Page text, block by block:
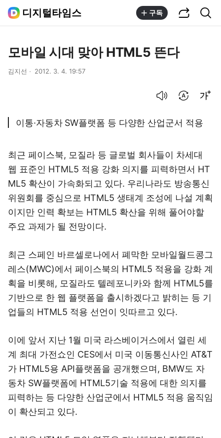
디지털타임스 구독
모바일 시대 맞아 HTML5 뜬다
김지선 2012. 3. 4. 19:57
이통·자동차 SW플랫폼 등 다양한 산업군서 적용
최근 페이스북, 모질라 등 글로벌 회사들이 차세대
웹 표준인 HTML5 적용 강화 의지를 피력하면서 HT
ML5 확산이 가속화되고 있다. 우리나라도 방송통신
위원회를 중심으로 HTML5 생태계 조성에 나설 계획
이지만 인력 확보는 HTML5 확산을 위해 풀어야할
주요 과제가 될 전망이다.
최근 스페인 바르셀로나에서 폐막한 모바일월드콩그
레스(MWC)에서 페이스북의 HTML5 적용을 강화 계
획을 비롯해, 모질라도 텔레포니카와 함께 HTML5를
기반으로 한 웹 플랫폼을 출시하겠다고 밝히는 등 기
업들의 HTML5 적용 선언이 잇따르고 있다.
이에 앞서 지난 1월 미국 라스베이거스에서 열린 세
계 최대 가전쇼인 CES에서 미국 이동통신사인 AT&T
가 HTML5용 API플랫폼을 공개했으며, BMW도 자
동차 SW플랫폼에 HTML5기술 적용에 대한 의지를
피력하는 등 다양한 산업군에서 HTML5 적용 움직임
이 확산되고 있다.